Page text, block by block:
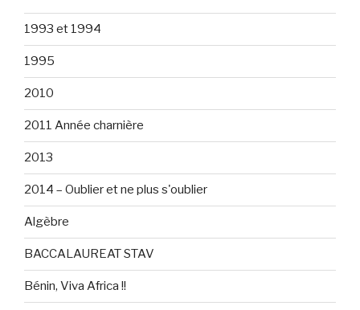
1993 et 1994
1995
2010
2011 Année charnière
2013
2014 – Oublier et ne plus s'oublier
Algèbre
BACCALAUREAT STAV
Bénin, Viva Africa !!